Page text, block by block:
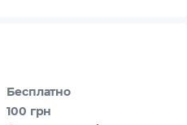
Бесплатно
100 грн